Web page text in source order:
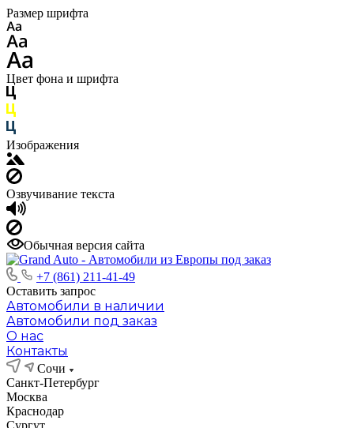
Размер шрифта
Цвет фона и шрифта
Изображения
Озвучивание текста
Обычная версия сайта
+7 (861) 211-41-49
Оставить запрос
Автомобили в наличии
Автомобили под заказ
О нас
Контакты
Сочи
Санкт-Петербург
Москва
Краснодар
Сургут